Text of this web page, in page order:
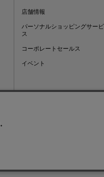
店舗情報
パーソナルショッピングサービ
ス
コーポレートセールス
イベント